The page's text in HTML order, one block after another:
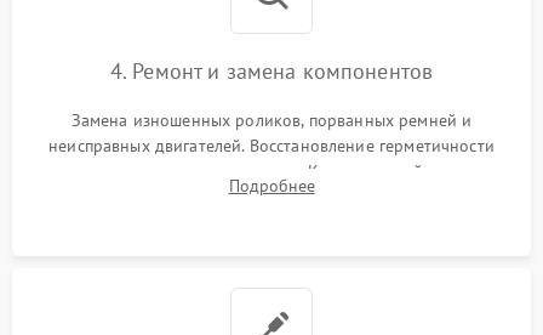
4. Ремонт и замена компонентов
Замена изношенных роликов, порванных ремней и
неисправных двигателей. Восстановление герметичности
воздушных подушек и шлангов. Компонентный ремонт
электронных плат, пайка контактов и замена сгоревших
Подробнее